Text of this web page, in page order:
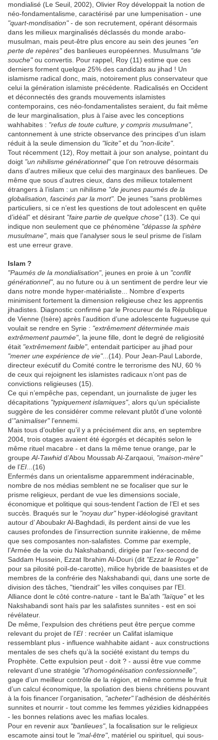
mondialisé (Le Seuil, 2002), Olivier Roy développait la notion de
néo-fondamentalisme, caractérisé par une lumpenisation - une
"quart-mondisation"- de son recrutement, opérant désormais
dans les milieux marginalisés déclassés du monde arabo-
musulman, mais peut-être plus encore au sein des jeunes "en
perte de repères"des banlieues européennes. Musulmans "de
souche"ou convertis. Pour rappel, Roy (11) estime que ces
derniers forment quelque 25% des candidats au jihad ! Un
islamisme radical donc, mais, notoirement plus conservateur que
celui la génération islamiste précédente. Radicalisés en Occident
et déconnectés des grands mouvements islamistes
contemporains, ces néo-fondamentalistes seraient, du fait même
de leur marginalisation, plus à l’aise avec les conceptions
wahhabites : "refus de toute culture, y compris musulmane",
cantonnement à une stricte observance des principes d’un islam
réduit à la seule dimension du "licite"et du "non-licite".
Tout récemment (12), Roy mettait à jour son analyse, pointant du
doigt "un nihilisme générationnel"que l’on retrouve désormais
dans d’autres milieux que celui des marginaux des banlieues. De
même que sous d’autres cieux, dans des milieux totalement
étrangers à l’islam : un nihilisme "de jeunes paumés de la
globalisation, fascinés par la mort". De jeunes "sans problèmes
particuliers, si ce n’est les questions de tout adolescent en quête
d’idéal" et désirant "faire partie de quelque chose"(13). Ce qui
indique non seulement que ce phénomène "dépasse la sphère
musulmane", mais que l’analyser sous le seul prisme de l’islam
est une erreur grave.
Islam ?
"Paumés de la mondialisation", jeunes en proie à un "conflit
générationnel", au no future ou à un sentiment de perdre leur vie
dans notre monde hyper-matérialiste... Nombre d’experts
minimisent fortement la dimension religieuse chez les apprentis
jihadistes. Diagnostic confirmé par le Procureur de la République
de Vienne (Isère) après l’audition d’une adolescente fugueuse qui
voulait se rendre en Syrie : "extrêmement déterminée mais
extrêmement paumée", la jeune fille, dont le degré de religiosité
était "extrêmement faible", entendait participer au jihad pour
"mener une expérience de vie"...(14). Pour Jean-Paul Laborde,
directeur exécutif du Comité contre le terrorisme des NU, 60 %
de ceux qui rejoignent les islamistes radicaux n’ont pas de
convictions religieuses (15).
Ce qui n’empêche pas, cependant, un journaliste de juger les
décapitations "typiquement islamiques", alors qu’un spécialiste
suggère de les considérer comme relevant plutôt d’une volonté
d’"animaliser"l’ennemi.
Mais tous d’oublier qu’il y a précisément dix ans, en septembre
2004, trois otages avaient été égorgés et décapités selon le
même rituel macabre - et dans la même tenue orange, par le
groupe Al-Tawhid d’Abou Moussab Al-Zarqaoui, "maison-mère"
de l’EI ...(16)
Enfermés dans un orientalisme apparemment indéracinable,
nombre de nos médias semblent ne se focaliser que sur le
prisme religieux, perdant de vue les dimensions sociale,
économique et politique qui sous-tendent l’action de l’EI et ses
succès. Braqués sur le "noyau dur"hyper-idéologisé gravitant
autour d’ Aboubakr Al-Baghdadi, ils perdent ainsi de vue les
causes profondes de l’insurrection sunnite irakienne, de même
que ses composantes non-salafistes. Comme par exemple,
l’Armée de la voie du Nakshabandi, dirigée par l’ex-second de
Saddam Hussein, Ezzat Ibrahim Al-Douri (dit "Ezzat le Rouge"
pour sa pilosité poil-de-carotte), milice hybride de baasistes et de
membres de la confrérie des Nakshabandi qui, dans une sorte de
division des tâches, "tiendrait" les villes conquises par l’EI.
Alliance dont le côté contre-nature - tant le Ba’ath "laïque"et les
Nakshabandi sont haïs par les salafistes sunnites - est en soi
révélateur.
De même, l’expulsion des chrétiens peut être perçue comme
relevant du projet de l’EI : recréer un Califat islamique
ressemblant plus - influence wahhabite aidant - aux constructions
mentales de ses chefs qu’à la société existant du temps du
Prophète. Cette expulsion peut - doit ? - aussi être vue comme
relevant d’une stratégie "d’homogénéisation confessionnelle",
gage d’un meilleur contrôle de la région, et même comme le fruit
d’un calcul économique, la spoliation des biens chrétiens pouvant
à la fois financer l’organisation, "acheter"l’adhésion de déshérités
sunnites et nourrir - tout comme les femmes yézidies kidnappées
- les bonnes relations avec les mafias locales.
Pour en revenir aux "banlieues", la focalisation sur le religieux
escamote ainsi tout le "mal-être", matériel ou spirituel, qui sous-